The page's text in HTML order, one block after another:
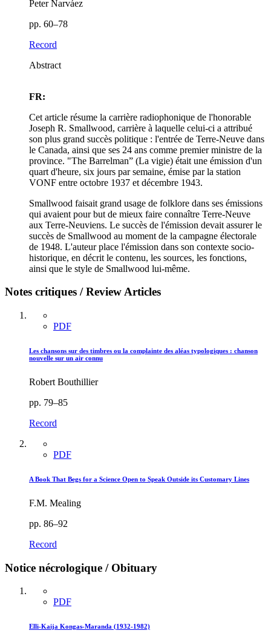
Peter Narváez
pp. 60–78
Record
Abstract
FR:
Cet article résume la carrière radiophonique de l'honorable
Joseph R. Smallwood, carrière à laquelle celui-ci a attribué
son plus grand succès politique : l'entrée de Terre-Neuve dans
le Canada, ainsi que ses 24 ans comme premier ministre de la
province. "The Barrelman” (La vigie) était une émission d'un
quart d'heure, six jours par semaine, émise par la station
VONF entre octobre 1937 et décembre 1943.
Smallwood faisait grand usage de folklore dans ses émissions
qui avaient pour but de mieux faire connaître Terre-Neuve
aux Terre-Neuviens. Le succès de l'émission devait assurer le
succès de Smallwood au moment de la campagne électorale
de 1948. L'auteur place l'émission dans son contexte socio-
historique, en décrit le contenu, les sources, les fonctions,
ainsi que le style de Smallwood lui-même.
Notes critiques / Review Articles
PDF
Les chansons sur des timbres ou la complainte des aléas typologiques : chanson
nouvelle sur un air connu
Robert Bouthillier
pp. 79–85
Record
PDF
A Book That Begs for a Science Open to Speak Outside its Customary Lines
F.M. Mealing
pp. 86–92
Record
Notice nécrologique / Obituary
PDF
Elli-Kaija Kongas-Maranda (1932-1982)